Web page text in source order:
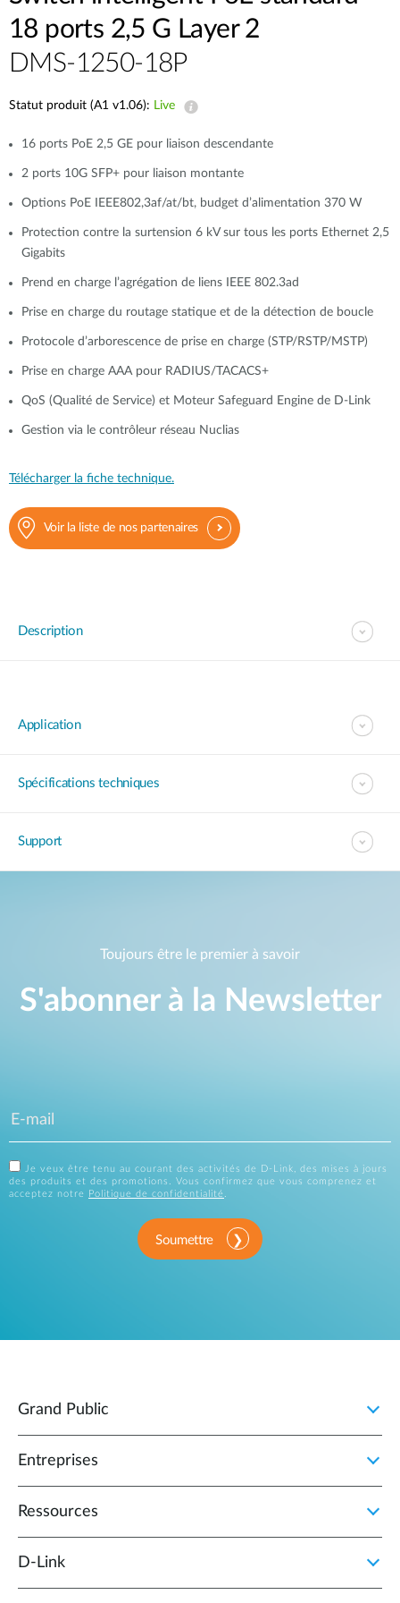
18 ports 2,5 G Layer 2
DMS-1250-18P
Statut produit (A1 v1.06): Live
16 ports PoE 2,5 GE pour liaison descendante
2 ports 10G SFP+ pour liaison montante
Options PoE IEEE802,3af/at/bt, budget d’alimentation 370 W
Protection contre la surtension 6 kV sur tous les ports Ethernet 2,5
Gigabits
Prend en charge l’agrégation de liens IEEE 802.3ad
Prise en charge du routage statique et de la détection de boucle
Protocole d’arborescence de prise en charge (STP/RSTP/MSTP)
Prise en charge AAA pour RADIUS/TACACS+
QoS (Qualité de Service) et Moteur Safeguard Engine de D-Link
Gestion via le contrôleur réseau Nuclias
Télécharger la fiche technique.
Voir la liste de nos partenaires
Description
Application
Spécifications techniques
Support
Toujours être le premier à savoir
S'abonner à la Newsletter
Je veux être tenu au courant des activités de D-Link, des mises à jours
des produits et des promotions. Vous confirmez que vous comprenez et
acceptez notre
Politique de confidentialité.
Soumettre
Grand Public
Entreprises
Ressources
D‑Link